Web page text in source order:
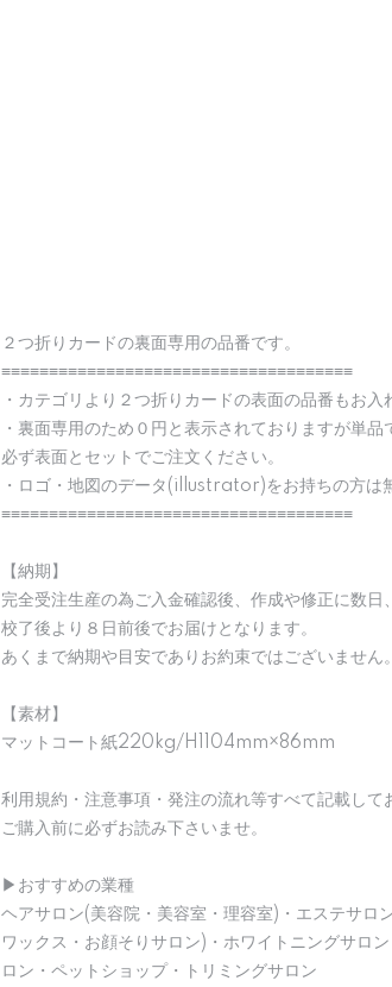
２つ折りカードの裏面専用の品番です。
≡≡≡≡≡≡≡≡≡≡≡≡≡≡≡≡≡≡≡≡≡≡≡≡≡≡≡≡≡≡≡≡≡≡≡≡≡
・カテゴリより２つ折りカードの表面の品番もお入
・裏面専用のため０円と表示されておりますが単
必ず表面とセットでご注文ください。
・ロゴ・地図のデータ(illustrator)をお持ちの方は
≡≡≡≡≡≡≡≡≡≡≡≡≡≡≡≡≡≡≡≡≡≡≡≡≡≡≡≡≡≡≡≡≡≡≡≡≡
【納期】
完全受注生産の為ご入金確認後、作成や修正に数日、
校了後より８日前後でお届けとなります。
あくまで納期や目安でありお約束ではございません。
【素材】
マットコート紙220kg/H1104mm×86mm
利用規約・注意事項・発注の流れ等すべて記載して
ご購入前に必ずお読み下さいませ。
▶︎おすすめの業種
ヘアサロン(美容院・美容室・理容室)・エステサロ
ワックス・お顔そりサロン)・ホワイトニングサロ
ロン・ペットショップ・トリミングサロン